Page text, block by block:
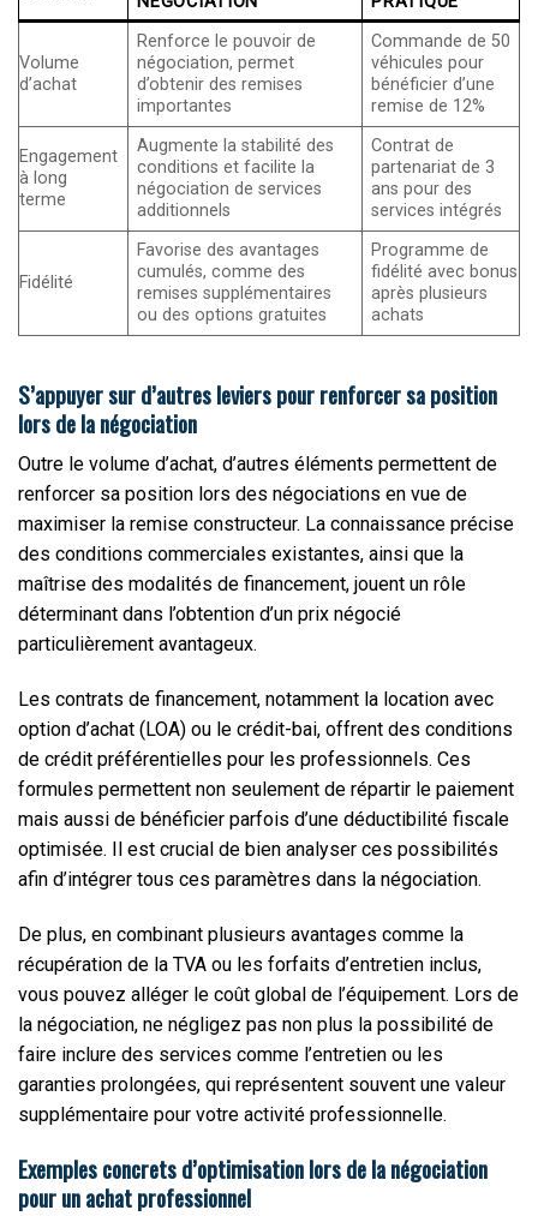
Volume
d’achat
Renforce le pouvoir de
négociation, permet
d’obtenir des remises
importantes
Commande de 50
véhicules pour
bénéficier d’une
remise de 12%
Engagement
à long
terme
Augmente la stabilité des
conditions et facilite la
négociation de services
additionnels
Contrat de
partenariat de 3
ans pour des
services intégrés
Fidélité
Favorise des avantages
cumulés, comme des
remises supplémentaires
ou des options gratuites
Programme de
fidélité avec bonus
après plusieurs
achats
S’appuyer sur d’autres leviers pour renforcer sa position
lors de la négociation
Outre le volume d’achat, d’autres éléments permettent de
renforcer sa position lors des négociations en vue de
maximiser la remise constructeur. La connaissance précise
des conditions commerciales existantes, ainsi que la
maîtrise des modalités de financement, jouent un rôle
déterminant dans l’obtention d’un prix négocié
particulièrement avantageux.
Les contrats de financement, notamment la location avec
option d’achat (LOA) ou le crédit-bai, offrent des conditions
de crédit préférentielles pour les professionnels. Ces
formules permettent non seulement de répartir le paiement
mais aussi de bénéficier parfois d’une déductibilité fiscale
optimisée. Il est crucial de bien analyser ces possibilités
afin d’intégrer tous ces paramètres dans la négociation.
De plus, en combinant plusieurs avantages comme la
récupération de la TVA ou les forfaits d’entretien inclus,
vous pouvez alléger le coût global de l’équipement. Lors de
la négociation, ne négligez pas non plus la possibilité de
faire inclure des services comme l’entretien ou les
garanties prolongées, qui représentent souvent une valeur
supplémentaire pour votre activité professionnelle.
Exemples concrets d’optimisation lors de la négociation
pour un achat professionnel